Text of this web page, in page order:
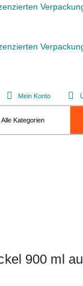
Mein Konto
900 ml